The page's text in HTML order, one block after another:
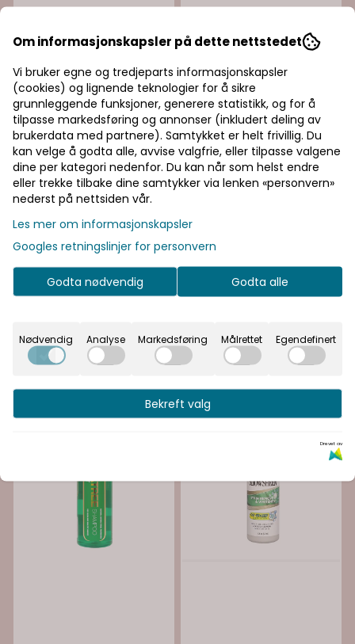
NAF
NAF Lavender Wash
179,-
På lager
Kjøp
NAF Silky Serum
199,-
På lager
Kjøp
Om informasjonskapsler på dette nettstedet
Vi bruker egne og tredjeparts informasjonskapsler
(cookies) og lignende teknologier for å sikre
grunnleggende funksjoner, generere statistikk, og for å
tilpasse markedsføring og annonser (inkludert deling av
brukerdata med partnere). Samtykket er helt frivillig. Du
kan velge å godta alle, avvise valgfrie, eller tilpasse valgene
dine per kategori nedenfor. Du kan når som helst endre
eller trekke tilbake dine samtykker via lenken «personvern»
nederst på nettsiden vår.
Les mer om informasjonskapsler
Googles retningslinjer for personvern
Godta nødvendig Godta alle
Nødvendig Analyse Markedsføring Målrettet Egendefinert
Bekreft valg
Drevet av